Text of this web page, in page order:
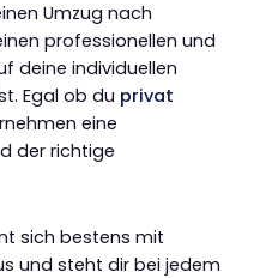
Umzug nach
professionellen und
deine individuellen
Egal ob du privat
eine
der richtige
sich bestens mit
und steht dir bei jedem